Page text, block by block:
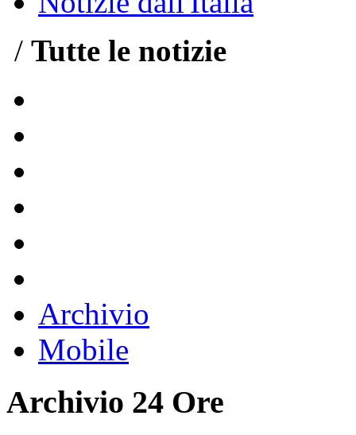
/ Tutte le notizie
Archivio
Mobile
Archivio 24 Ore